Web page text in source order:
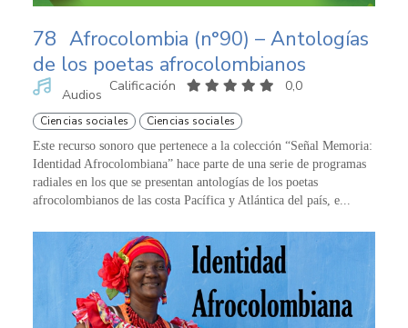
78 Afrocolombia (n°90) – Antologías
de los poetas afrocolombianos
Audios
Calificación 0,0
Ciencias sociales Ciencias sociales
Este recurso sonoro que pertenece a la colección “Señal Memoria:
Identidad Afrocolombiana” hace parte de una serie de programas
radiales en los que se presentan antologías de los poetas
afrocolombianos de las costa Pacífica y Atlántica del país, e...